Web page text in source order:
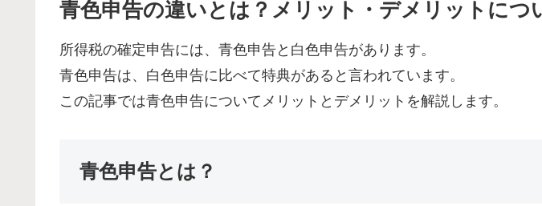
青色申告の違いとは？メリット・デメリットにつ
所得税の確定申告には、青色申告と白色申告があります。
青色申告は、白色申告に比べて特典があると言われています。
この記事では青色申告についてメリットとデメリットを解説します。
青色申告とは？